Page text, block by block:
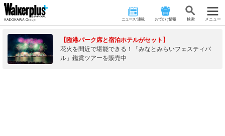
ニュース･連載 おでかけ情報 検 索 メニュー
【臨港パーク席と宿泊ホテルがセット】
花火を間近で堪能できる！「みなとみらいフェスティバ
ル」鑑賞ツアーを販売中